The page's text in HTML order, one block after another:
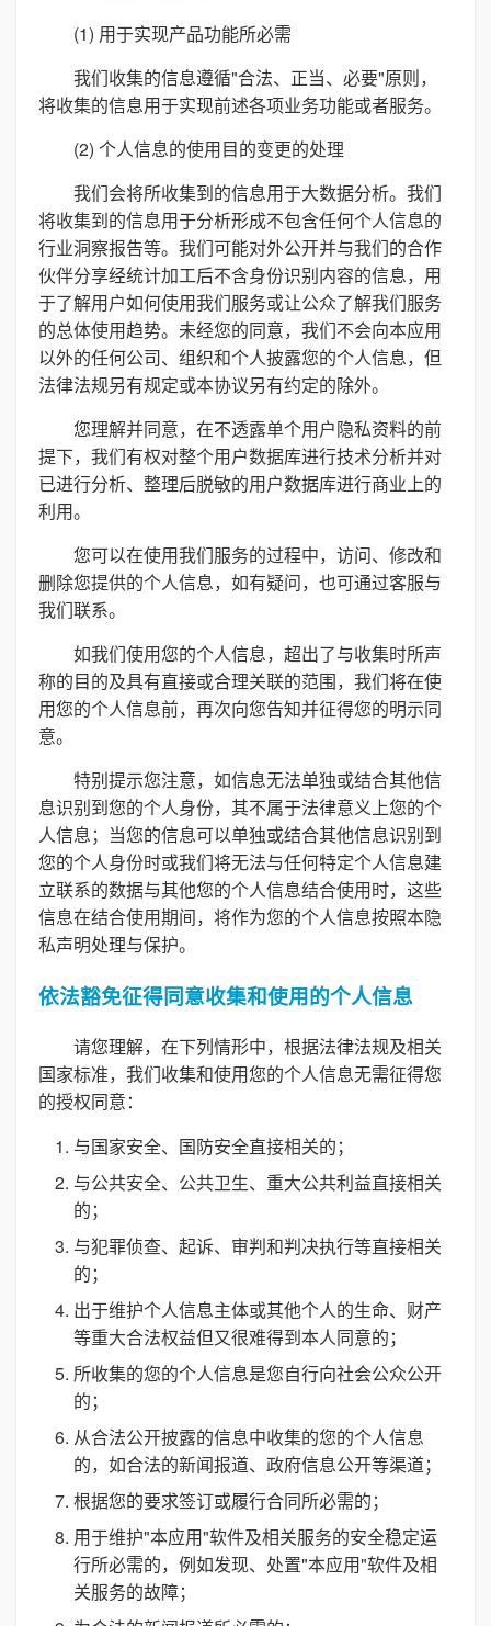
(1) 用于实现产品功能所必需
我们收集的信息遵循"合法、正当、必要"原则，
将收集的信息用于实现前述各项业务功能或者服务。
(2) 个人信息的使用目的变更的处理
我们会将所收集到的信息用于大数据分析。我们
将收集到的信息用于分析形成不包含任何个人信息的
行业洞察报告等。我们可能对外公开并与我们的合作
伙伴分享经统计加工后不含身份识别内容的信息，用
于了解用户如何使用我们服务或让公众了解我们服务
的总体使用趋势。未经您的同意，我们不会向本应用
以外的任何公司、组织和个人披露您的个人信息，但
法律法规另有规定或本协议另有约定的除外。
您理解并同意，在不透露单个用户隐私资料的前
提下，我们有权对整个用户数据库进行技术分析并对
已进行分析、整理后脱敏的用户数据库进行商业上的
利用。
您可以在使用我们服务的过程中，访问、修改和
删除您提供的个人信息，如有疑问，也可通过客服与
我们联系。
如我们使用您的个人信息，超出了与收集时所声
称的目的及具有直接或合理关联的范围，我们将在使
用您的个人信息前，再次向您告知并征得您的明示同
意。
特别提示您注意，如信息无法单独或结合其他信
息识别到您的个人身份，其不属于法律意义上您的个
人信息；当您的信息可以单独或结合其他信息识别到
您的个人身份时或我们将无法与任何特定个人信息建
立联系的数据与其他您的个人信息结合使用时，这些
信息在结合使用期间，将作为您的个人信息按照本隐
私声明处理与保护。
依法豁免征得同意收集和使用的个人信息
请您理解，在下列情形中，根据法律法规及相关
国家标准，我们收集和使用您的个人信息无需征得您
的授权同意：
与国家安全、国防安全直接相关的；
与公共安全、公共卫生、重大公共利益直接相关
的；
与犯罪侦查、起诉、审判和判决执行等直接相关
的；
出于维护个人信息主体或其他个人的生命、财产
等重大合法权益但又很难得到本人同意的；
所收集的您的个人信息是您自行向社会公众公开
的；
从合法公开披露的信息中收集的您的个人信息
的，如合法的新闻报道、政府信息公开等渠道；
根据您的要求签订或履行合同所必需的；
用于维护"本应用"软件及相关服务的安全稳定运
行所必需的，例如发现、处置"本应用"软件及相
关服务的故障；